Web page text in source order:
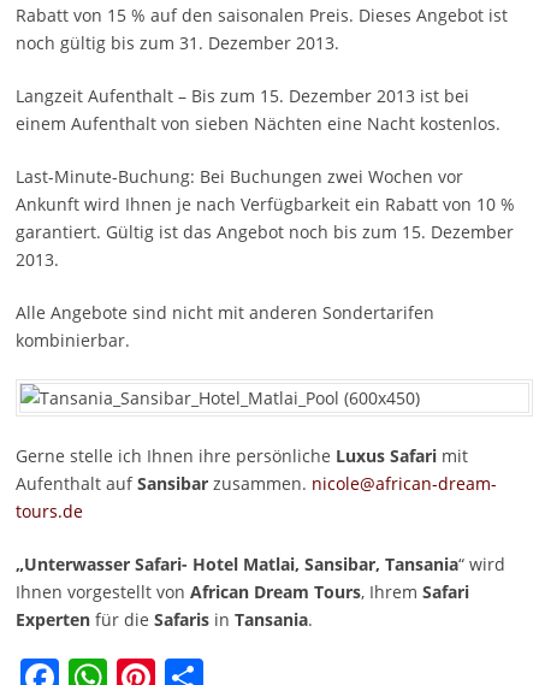
Rabatt von 15 % auf den saisonalen Preis. Dieses Angebot ist
noch gültig bis zum 31. Dezember 2013.
Langzeit Aufenthalt – Bis zum 15. Dezember 2013 ist bei
einem Aufenthalt von sieben Nächten eine Nacht kostenlos.
Last-Minute-Buchung: Bei Buchungen zwei Wochen vor
Ankunft wird Ihnen je nach Verfügbarkeit ein Rabatt von 10 %
garantiert. Gültig ist das Angebot noch bis zum 15. Dezember
2013.
Alle Angebote sind nicht mit anderen Sondertarifen
kombinierbar.
Gerne stelle ich Ihnen ihre persönliche Luxus Safarimit
Aufenthalt aufSansibarzusammen. nicole@african-dream-
tours.de
„Unterwasser Safari- Hotel Matlai, Sansibar, Tansania“ wird
Ihnen vorgestellt von African Dream Tours, Ihrem Safari
Expertenfür die Safarisin Tansania.